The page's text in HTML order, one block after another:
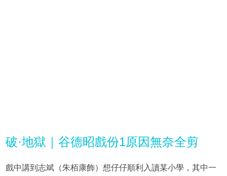
破·地獄｜谷德昭戲份1原因無奈全剪
戲中講到志斌（朱栢康飾）想仔仔順利入讀某小學，其中一